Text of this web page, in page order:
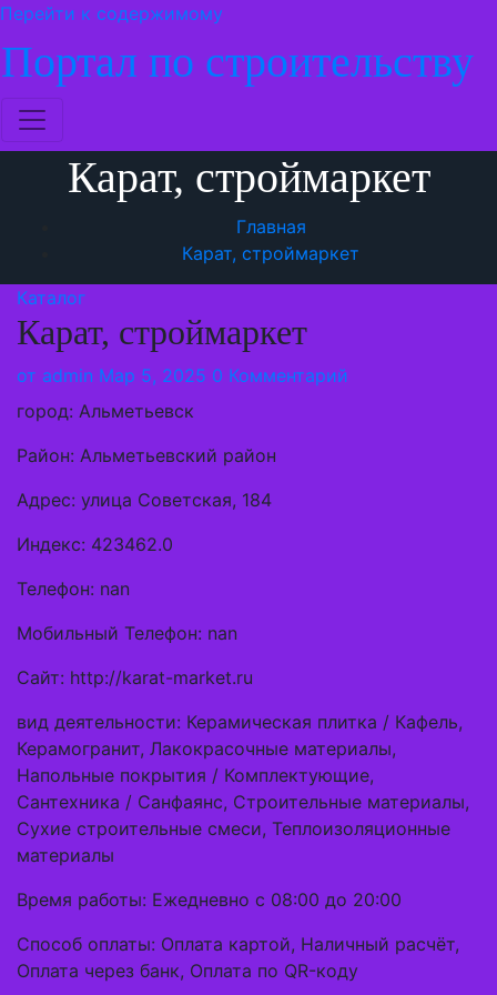
Перейти к содержимому
Портал по строительству
Карат, строймаркет
Главная
Карат, строймаркет
Каталог
Карат, строймаркет
от admin Мар 5, 2025 0 Комментарий
город: Альметьевск
Район: Альметьевский район
Адрес: улица Советская, 184
Индекс: 423462.0
Телефон: nan
Мобильный Телефон: nan
Сайт: http://karat-market.ru
вид деятельности: Керамическая плитка / Кафель,
Керамогранит, Лакокрасочные материалы,
Напольные покрытия / Комплектующие,
Сантехника / Санфаянс, Строительные материалы,
Сухие строительные смеси, Теплоизоляционные
материалы
Время работы: Ежедневно с 08:00 до 20:00
Способ оплаты: Оплата картой, Наличный расчёт,
Оплата через банк, Оплата по QR-коду